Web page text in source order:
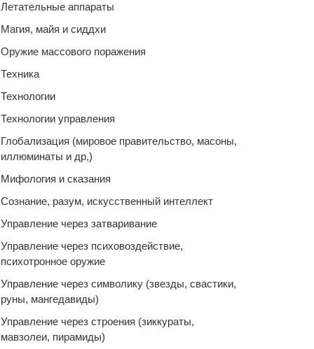
Летательные аппараты
Магия, майя и сиддхи
Оружие массового поражения
Техника
Технологии
Технологии управления
Глобализация (мировое правительство, масоны,
иллюминаты и др,)
Мифология и сказания
Сознание, разум, искусственный интеллект
Управление через затваривание
Управление через психовоздействие,
психотронное оружие
Управление через символику (звезды, свастики,
руны, мангедавиды)
Управление через строения (зиккураты,
мавзолеи, пирамиды)